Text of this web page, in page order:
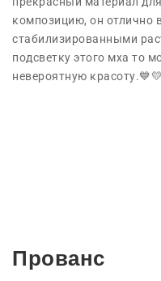
композицию, он отлично
стабилизированными
подсветку этого мха то
невероятную красоту.💙💛
Прованс